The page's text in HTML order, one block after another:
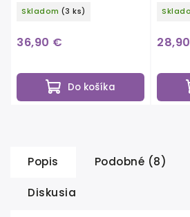
Skladom (3 ks)
36,90 €
Do košíka
Popis Podobné (8)
Diskusia